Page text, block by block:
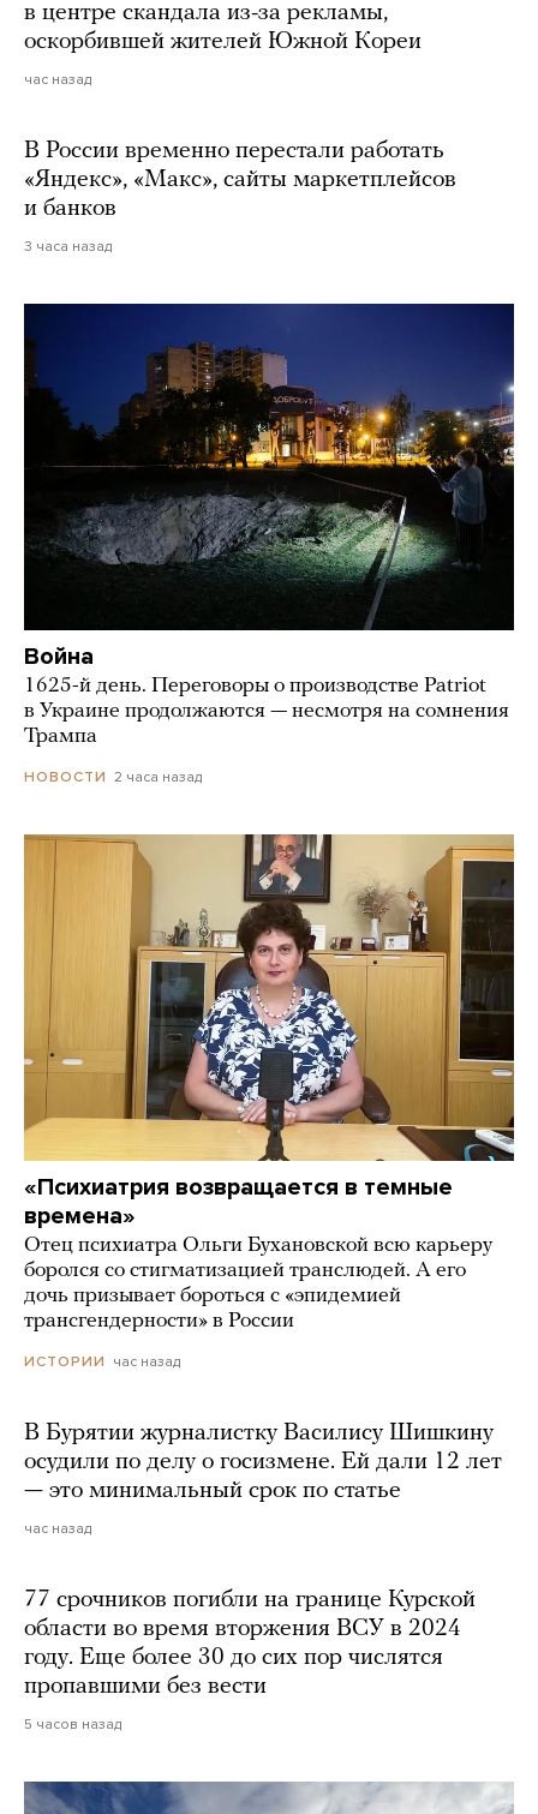
в центре скандала из-за рекламы,
оскорбившей жителей Южной Кореи
час назад
В России временно перестали работать
«Яндекс», «Макс», сайты маркетплейсов
и банков
3 часа назад
Война
1625-й день. Переговоры о производстве Patriot
в Украине продолжаются — несмотря на сомнения
Трампа
НОВОСТИ 2 часа назад
«Психиатрия возвращается в темные
времена»
Отец психиатра Ольги Бухановской всю карьеру
боролся со стигматизацией транслюдей. А его
дочь призывает бороться с «эпидемией
трансгендерности» в России
ИСТОРИИ час назад
В Бурятии журналистку Василису Шишкину
осудили по делу о госизмене. Ей дали 12 лет
— это минимальный срок по статье
час назад
77 срочников погибли на границе Курской
области во время вторжения ВСУ в 2024
году. Еще более 30 до сих пор числятся
пропавшими без вести
5 часов назад